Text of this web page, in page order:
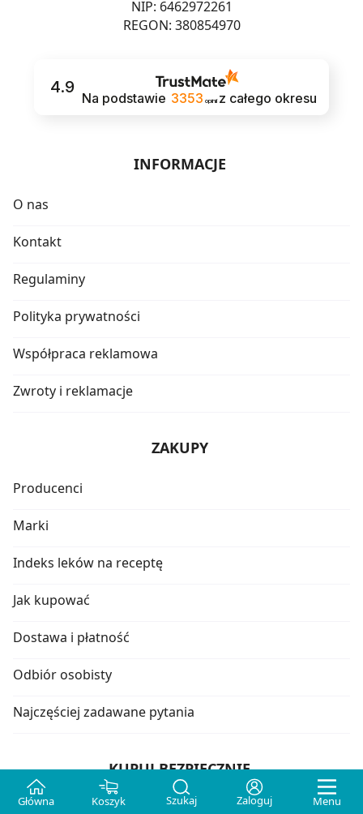
Główna Koszyk Szukaj Zaloguj Menu
NIP: 6462972261
REGON: 380854970
4.9
Na podstawie 3353 opinii z całego okresu
INFORMACJE
O nas
Kontakt
Regulaminy
Polityka prywatności
Współpraca reklamowa
Zwroty i reklamacje
ZAKUPY
Producenci
Marki
Indeks leków na receptę
Jak kupować
Dostawa i płatność
Odbiór osobisty
Najczęściej zadawane pytania
KUPUJ BEZPIECZNIE
WIF, GIF - dane kontaktowe, BIP